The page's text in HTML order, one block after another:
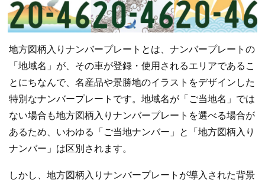
地方図柄入りナンバープレートとは、ナンバープレートの
「地域名」が、その車が登録・使用されるエリアであるこ
とにちなんで、名産品や景勝地のイラストをデザインした
特別なナンバープレートです。地域名が「ご当地名」では
ない場合も地方図柄入りナンバープレートを選べる場合が
あるため、いわゆる「ご当地ナンバー」と「地方図柄入り
ナンバー」は区別されます。
しかし、地方図柄入りナンバープレートが導入された背景